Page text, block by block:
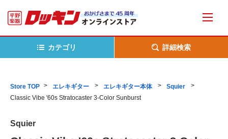
カテゴリ 詳細検索
Store TOP エレキギター エレキギター本体
Squier
Classic Vibe '60s Stratocaster 3-Color Sunburst
Squier